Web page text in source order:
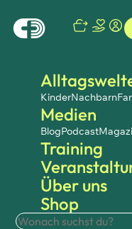
KinderNachbarn
Medien
BlogPodcast
Training
Über uns
Shop